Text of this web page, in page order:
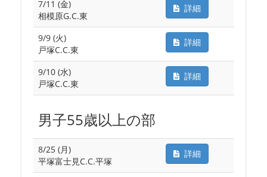
7/11 (金)
相模原G.C.東
詳細
9/9 (火)
戸塚C.C.東
詳細
9/10 (水)
戸塚C.C.東
詳細
男子55歳以上の部
8/25 (月)
平塚富士見C.C.平塚
詳細